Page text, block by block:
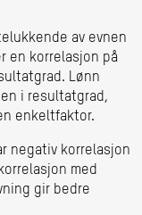
av evnen
en korrelasjon på
Lønn
i resultatgrad,
enkeltfaktor.
negativ korrelasjon
med
gir bedre